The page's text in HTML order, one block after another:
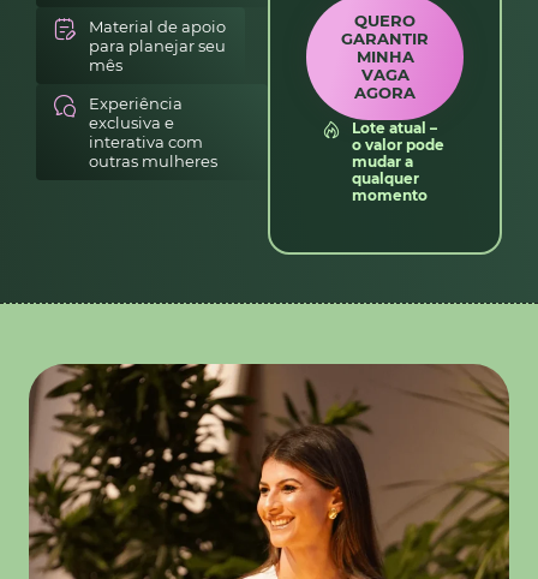
QUERO
GARANTIR
MINHA
VAGA
AGORA
Lote atual –
o valor pode
mudar a
qualquer
momento
Material de apoio
para planejar seu
mês
Experiência
exclusiva e
interativa com
outras mulheres